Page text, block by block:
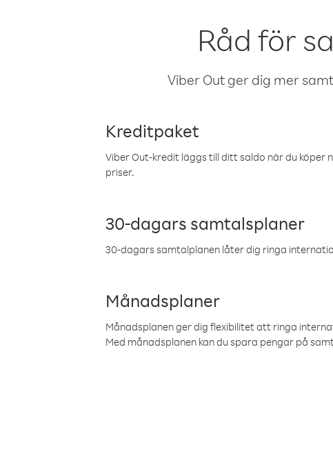
Råd för
Viber Out ger dig mer
Kreditpaket
Viber Out-kredit läggs till ditt saldo när du köper
priser.
30-dagars samtalsplaner
30-dagars samtalplanen låter dig ringa
Månadsplaner
Månadsplanen ger dig flexibilitet att ringa
Med månadsplanen kan du spara pengar på